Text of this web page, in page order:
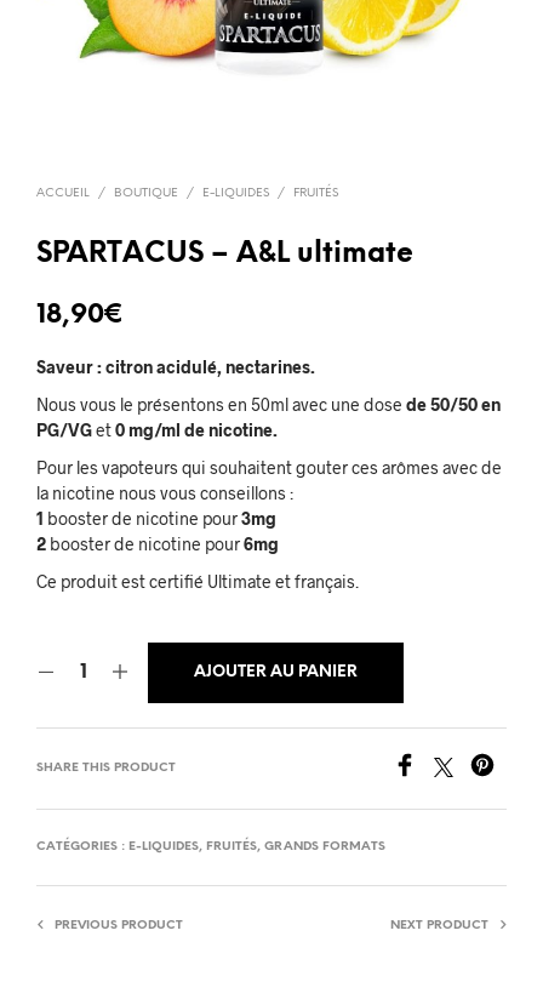
ACCUEIL / BOUTIQUE / E-LIQUIDES / FRUITÉS
SPARTACUS – A&L ultimate
18,90€
Saveur : citron acidulé, nectarines.
Nous vous le présentons en 50ml avec une dose de 50/50 en
PG/VGet0 mg/ml de nicotine.
Pour les vapoteurs qui souhaitent gouter ces arômes avec de
la nicotine nous vous conseillons :
1 booster de nicotine pour3mg
2 booster de nicotine pour6mg
Ce produit est certifié Ultimate et français.
AJOUTER AU PANIER
SHARE THIS PRODUCT
CATÉGORIES : E-LIQUIDES, FRUITÉS, GRANDS FORMATS
PREVIOUS PRODUCT NEXT PRODUCT